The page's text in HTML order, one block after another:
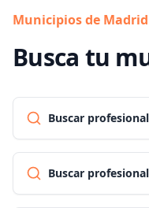
Municipios de Madrid
Busca tu
Buscar
Buscar